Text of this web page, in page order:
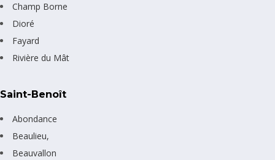
Champ Borne
Dioré
Fayard
Rivière du Mât
Saint-Benoît
Abondance
Beaulieu,
Beauvallon